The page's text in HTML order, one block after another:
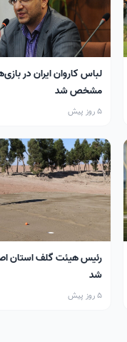
لباس کاروان ایران در
مشخص شد
5 روز پیش
رئیس هیئت گلف استان
شد
5 روز پیش